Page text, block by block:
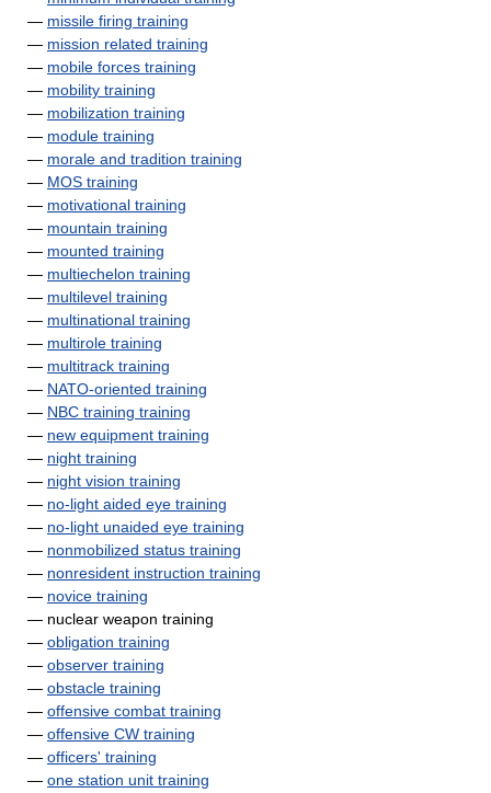
— missile firing training
— mission related training
— mobile forces training
— mobility training
— mobilization training
— module training
— morale and tradition training
— MOS training
— motivational training
— mountain training
— mounted training
— multiechelon training
— multilevel training
— multinational training
— multirole training
— multitrack training
— NATO-oriented training
— NBC training training
— new equipment training
— night training
— night vision training
— no-light aided eye training
— no-light unaided eye training
— nonmobilized status training
— nonresident instruction training
— novice training
— nuclear weapon training
— obligation training
— observer training
— obstacle training
— offensive combat training
— offensive CW training
— officers' training
— one station unit training